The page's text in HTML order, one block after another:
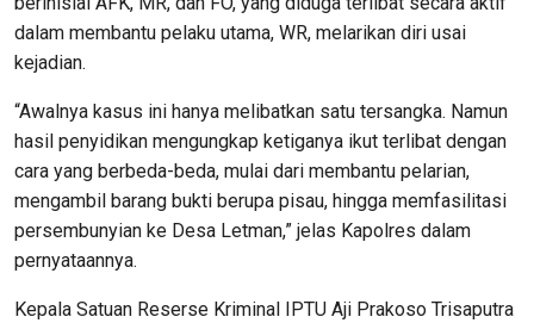
dalam membantu pelaku utama, WR, melarikan diri usai
kejadian.
“Awalnya kasus ini hanya melibatkan satu tersangka. Namun
hasil penyidikan mengungkap ketiganya ikut terlibat dengan
cara yang berbeda-beda, mulai dari membantu pelarian,
mengambil barang bukti berupa pisau, hingga memfasilitasi
persembunyian ke Desa Letman,” jelas Kapolres dalam
pernyataannya.
Kepala Satuan Reserse Kriminal IPTU Aji Prakoso Trisaputra